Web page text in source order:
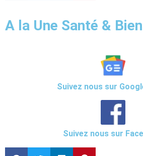
A la Une Santé &
Suivez nous sur
Suivez nous sur